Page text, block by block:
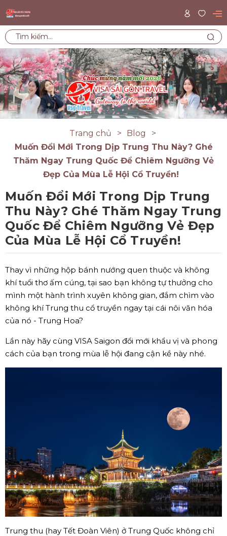
Trang chủ
Blog
Muốn Đổi Mới Trong Dịp Trung Thu Này? Ghé
Thăm Ngay Trung Quốc Để Chiêm Ngưỡng Vẻ
Đẹp Của Mùa Lễ Hội Cổ Truyền!
Muốn Đổi Mới Trong Dịp Trung
Thu Này? Ghé Thăm Ngay Trung
Quốc Để Chiêm Ngưỡng Vẻ Đẹp
Của Mùa Lễ Hội Cổ Truyền!
Thay vì những hộp bánh nướng quen thuộc và không
khí tuổi thơ ấm cúng, tại sao bạn không tự thưởng cho
mình một hành trình xuyên không gian, đắm chìm vào
không khí Trung thu cổ truyền ngay tại cái nôi văn hóa
của nó - Trung Hoa?
Lần này hãy cùng VISA Saigon đổi mới khẩu vị và phong
cách của bạn trong mùa lễ hội đang cận kề này nhé.
Trung thu (hay Tết Đoàn Viên) ở Trung Quốc không chỉ